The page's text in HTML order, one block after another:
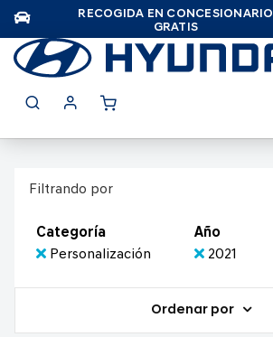
RECOGIDA EN CONCESIONARIO
GRATIS
Filtrando por
Categoría
Personalización
Año
2021
Ordenar por